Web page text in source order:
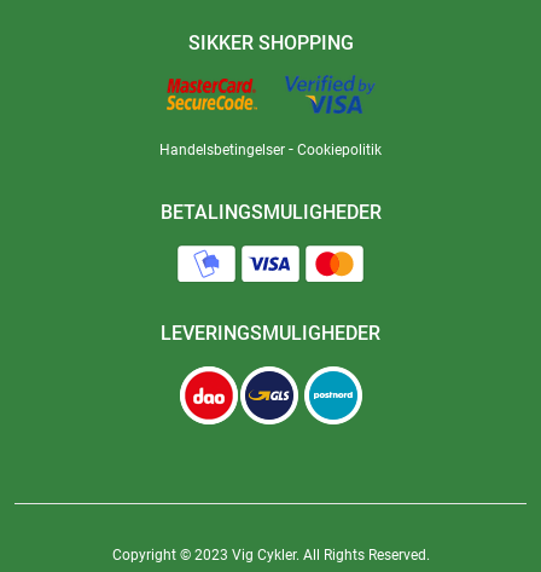
SIKKER SHOPPING
Handelsbetingelser - Cookiepolitik
BETALINGSMULIGHEDER
LEVERINGSMULIGHEDER
Copyright © 2023 Vig Cykler. All Rights Reserved.